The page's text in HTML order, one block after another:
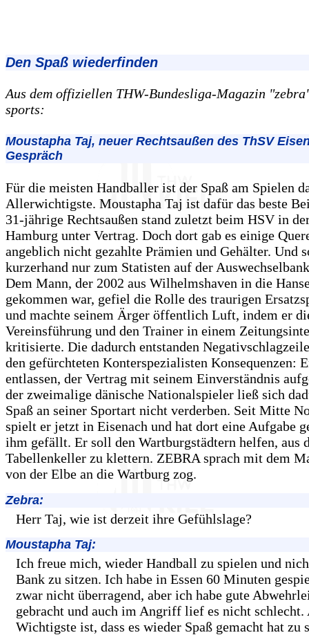
Den Spaß wiederfinden
Aus dem offiziellen THW-Bundesliga-Magazin
sports:
Moustapha Taj, neuer Rechtsaußen des ThSV
Gespräch
Für die meisten Handballer ist der Spaß am Spielen
Allerwichtigste. Moustapha Taj ist dafür das beste
31-jährige Rechtsaußen stand zuletzt beim HSV in
Hamburg unter Vertrag. Doch dort gab es einige
angeblich nicht gezahlte Prämien und Gehälter. Und
kurzerhand nur zum Statisten auf der
Dem Mann, der 2002 aus Wilhelmshaven in die
gekommen war, gefiel die Rolle des traurigen
und machte seinem Ärger öffentlich Luft, indem er
Vereinsführung und den Trainer in einem
kritisierte. Die dadurch entstanden
den gefürchteten Konterspezialisten Konsequenzen:
entlassen, der Vertrag mit seinem Einverständnis
der zweimalige dänische Nationalspieler ließ sich
Spaß an seiner Sportart nicht verderben. Seit Mitte
spielt er jetzt in Eisenach und hat dort eine Aufgabe
ihm gefällt. Er soll den Wartburgstädtern helfen, aus
Tabellenkeller zu klettern. ZEBRA sprach mit dem
von der Elbe an die Wartburg zog.
Zebra:
Herr Taj, wie ist derzeit ihre Gefühlslage?
Moustapha Taj:
Ich freue mich, wieder Handball zu spielen und
Bank zu sitzen. Ich habe in Essen 60 Minuten
zwar nicht überragend, aber ich habe gute
gebracht und auch im Angriff lief es nicht schlecht.
Wichtigste ist, dass es wieder Spaß gemacht hat zu